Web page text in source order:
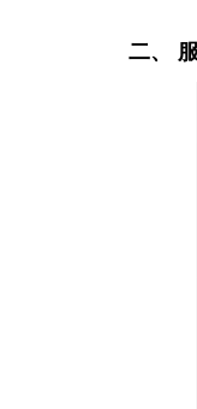
二、